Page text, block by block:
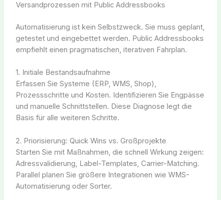
Versandprozessen mit Public Addressbooks
Automatisierung ist kein Selbstzweck. Sie muss geplant,
getestet und eingebettet werden. Public Addressbooks
empfiehlt einen pragmatischen, iterativen Fahrplan.
1. Initiale Bestandsaufnahme
Erfassen Sie Systeme (ERP, WMS, Shop),
Prozessschritte und Kosten. Identifizieren Sie Engpässe
und manuelle Schnittstellen. Diese Diagnose legt die
Basis für alle weiteren Schritte.
2. Priorisierung: Quick Wins vs. Großprojekte
Starten Sie mit Maßnahmen, die schnell Wirkung zeigen:
Adressvalidierung, Label-Templates, Carrier-Matching.
Parallel planen Sie größere Integrationen wie WMS-
Automatisierung oder Sorter.